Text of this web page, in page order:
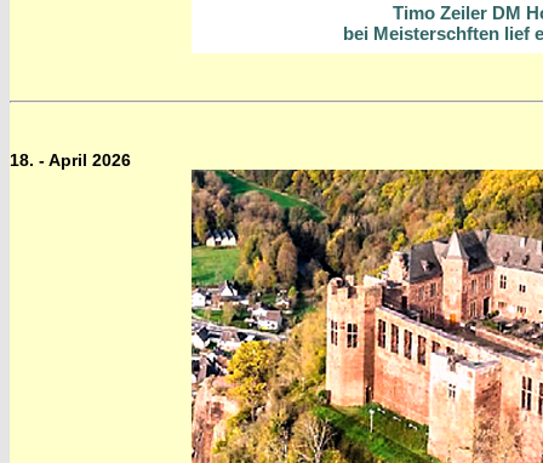
Timo Zeiler DM
bei Meisterschften lief
18. - April 2026